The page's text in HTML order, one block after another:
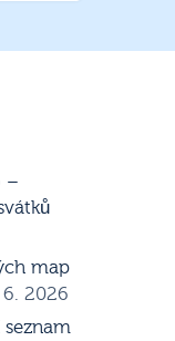
–
map
6. 2026